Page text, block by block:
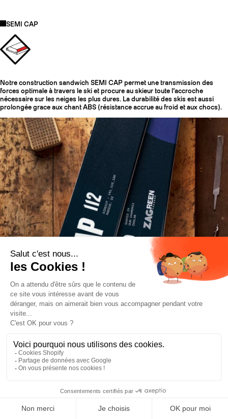
SEMI CAP
Notre construction sandwich SEMI CAP permet une transmission des
forces optimale à travers le ski et procure au skieur toute l’accroche
nécessaire sur les neiges les plus dures. La durabilité des skis est aussi
prolongée grace aux chant ABS (résistance accrue au froid et aux chocs).